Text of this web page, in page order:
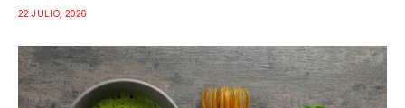
22 JULIO, 2026